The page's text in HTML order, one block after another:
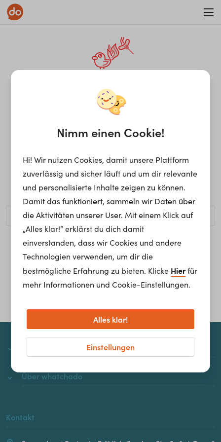
¡Ay, caramba! Seite nicht
gefunden.
Ups, die gewünschte Seite kann nicht gefunden werden.
Möchtest du nach einem bestimmten Begriff suchen?
Homepage
Über whatchado
Kontakt
Nimm einen Cookie!
Hi! Wir nutzen Cookies, damit unsere Plattform
zuverlässig und sicher läuft und um dir relevante
und personalisierte Inhalte zeigen zu können.
Damit das funktioniert, sammeln wir Daten über
die Aktivitäten unserer User. Mit einem Klick auf
„Alles klar!“ erklärst du dich damit
einverstanden, dass wir Cookies und andere
Technologien verwenden, um dir die
bestmögliche Erfahrung zu bieten. Klicke Hierfür
mehr Informationen und Cookie-Einstellungen.
Einstellungen
Alles klar!